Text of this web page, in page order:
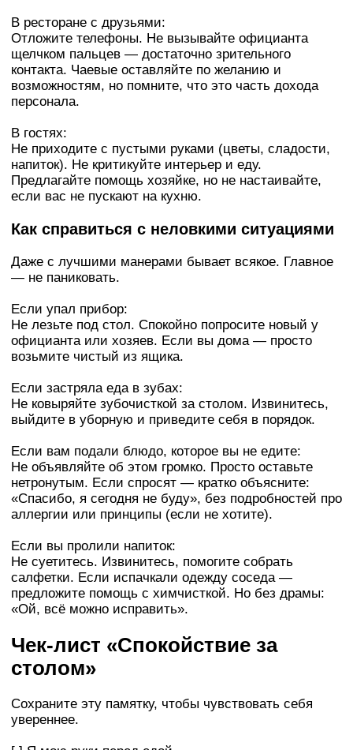
В ресторане с друзьями:
Отложите телефоны. Не вызывайте официанта
щелчком пальцев — достаточно зрительного
контакта. Чаевые оставляйте по желанию и
возможностям, но помните, что это часть дохода
персонала.
В гостях:
Не приходите с пустыми руками (цветы, сладости,
напиток). Не критикуйте интерьер и еду.
Предлагайте помощь хозяйке, но не настаивайте,
если вас не пускают на кухню.
Как справиться с неловкими ситуациями
Даже с лучшими манерами бывает всякое. Главное
— не паниковать.
Если упал прибор:
Не лезьте под стол. Спокойно попросите новый у
официанта или хозяев. Если вы дома — просто
возьмите чистый из ящика.
Если застряла еда в зубах:
Не ковыряйте зубочисткой за столом. Извинитесь,
выйдите в уборную и приведите себя в порядок.
Если вам подали блюдо, которое вы не едите:
Не объявляйте об этом громко. Просто оставьте
нетронутым. Если спросят — кратко объясните:
«Спасибо, я сегодня не буду», без подробностей про
аллергии или принципы (если не хотите).
Если вы пролили напиток:
Не суетитесь. Извинитесь, помогите собрать
салфетки. Если испачкали одежду соседа —
предложите помощь с химчисткой. Но без драмы:
«Ой, всё можно исправить».
Чек-лист «Спокойствие за
столом»
Сохраните эту памятку, чтобы чувствовать себя
увереннее.